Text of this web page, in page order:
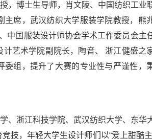
，博士生导师，肖文陵、中国纺织工业
席，武汉纺织大学服装学院教授，熊
中国服装设计师协会学术工作委员会主
艺术学院副院长，陶音、 浙江健盛之
组，提升了大赛的专业性与严谨性，
、浙江科技学院、武汉纺织大学、东华
技，年轻大学生设计师们以“爱上甜酷